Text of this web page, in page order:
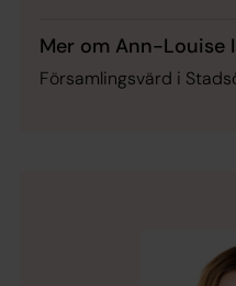
Mer om Ann-Louise
Församlingsvärd i